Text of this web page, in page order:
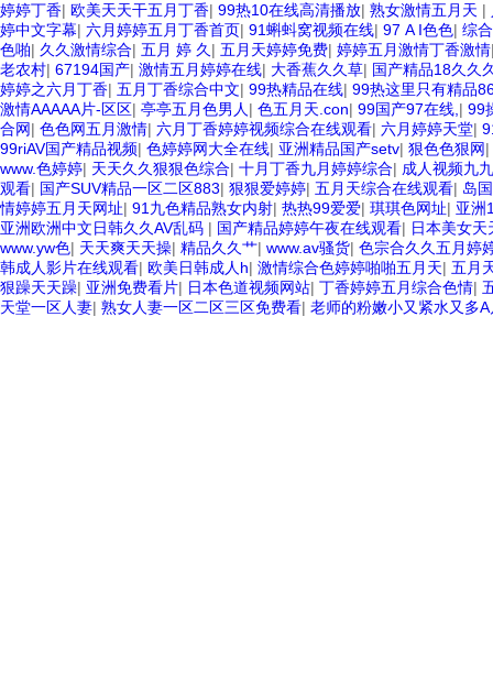
婷婷丁香| 欧美天天干五月丁香| 99热10在线高清播放| 熟女激情五月天 |
婷中文字幕| 六月婷婷五月丁香首页| 91蝌蚪窝视频在线| 97 A I色色| 综
色啪| 久久激情综合| 五月 婷 久 | 五月天婷婷免费| 婷婷五月激情丁香激情
老农村| 67194国产| 激情五月婷婷在线| 大香蕉久久草| 国产精品18久久
婷婷之六月丁香| 五月丁香综合中文| 99热精品在线| 99热这里只有精品
激情AAAAA片-区区| 亭亭五月色男人 | 色五月天.con| 99国产97在线, | 99
合网| 色色网五月激情| 六月丁香婷婷视频综合在线观看| 六月婷婷天堂|
99riAV国产精品视频| 色婷婷网大全在线| 亚洲精品国产setv| 狠色色狠网|
www.色婷婷| 天天久久狠狠色综合| 十月丁香九月婷婷综合| 成人视频九九
观看| 国产SUV精品一区二区883| 狠狠爱婷婷| 五月天综合在线观看| 岛
情婷婷五月天网址| 91九色精品熟女内射| 热热99爱爱| 琪琪色网址| 亚洲
亚洲欧洲中文日韩久久AV乱码 | 国产精品婷婷午夜在线观看| 日本美女天
www.yw色| 天天爽天天操| 精品久久艹| www.av骚货| 色宗合久久五月婷
韩成人影片在线观看| 欧美日韩成人h| 激情综合色婷婷啪啪五月天| 五月
狠躁天天躁| 亚洲免费看片| 日本色道视频网站| 丁香婷婷五月综合色情|
天堂一区人妻| 熟女人妻一区二区三区免费看| 老师的粉嫩小又紧水又多